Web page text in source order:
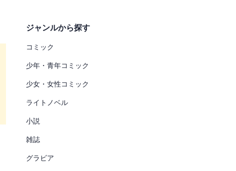
ジャンルから探す
コミック
少年・青年コミック
少女・女性コミック
ライトノベル
小説
雑誌
グラビア